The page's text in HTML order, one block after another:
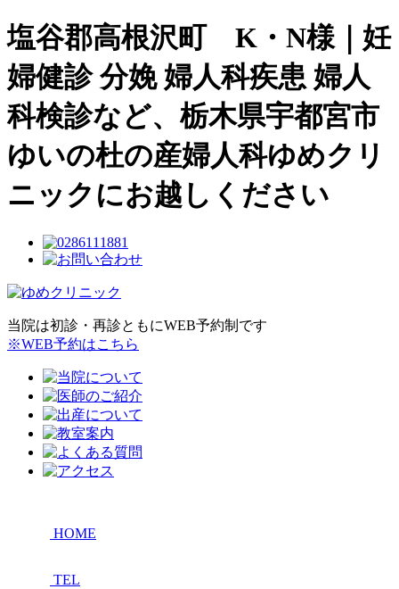
塩谷郡高根沢町 K・N様｜妊
婦健診 分娩 婦人科疾患 婦人
科検診など、栃木県宇都宮市
ゆいの杜の産婦人科ゆめクリ
ニックにお越しください
当院は初診・再診ともにWEB予約制です
※WEB予約はこちら
HOME
TEL